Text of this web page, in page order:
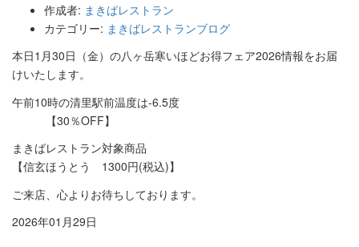
作成者: まきばレストラン
カテゴリー: まきばレストランブログ
本日1月30日（金）の八ヶ岳寒いほどお得フェア2026情報をお届
けいたします。
午前10時の清里駅前温度は-6.5度
【30％OFF】
まきばレストラン対象商品
【信玄ほうとう 1300円(税込)】
ご来店、心よりお待ちしております。
2026年01月29日